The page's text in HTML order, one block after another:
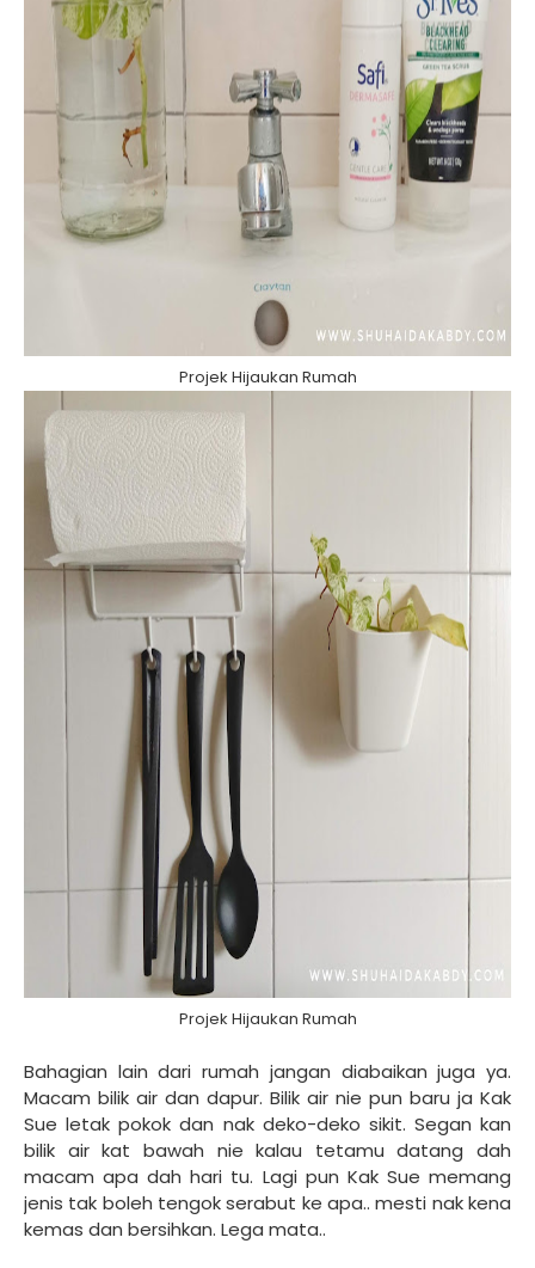
Projek Hijaukan Rumah
Projek Hijaukan Rumah
Bahagian lain dari rumah jangan diabaikan juga ya.
Macam bilik air dan dapur. Bilik air nie pun baru ja Kak
Sue letak pokok dan nak deko-deko sikit. Segan kan
bilik air kat bawah nie kalau tetamu datang dah
macam apa dah hari tu. Lagi pun Kak Sue memang
jenis tak boleh tengok serabut ke apa.. mesti nak kena
kemas dan bersihkan. Lega mata..